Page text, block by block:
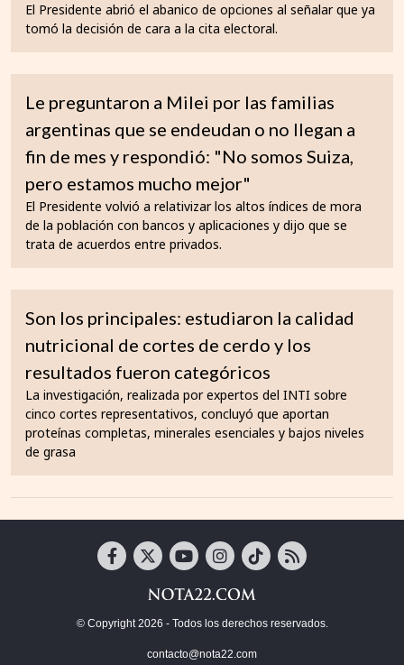
El Presidente abrió el abanico de opciones al señalar que ya
tomó la decisión de cara a la cita electoral.
Le preguntaron a Milei por las familias
argentinas que se endeudan o no llegan a
fin de mes y respondió: "No somos Suiza,
pero estamos mucho mejor"
El Presidente volvió a relativizar los altos índices de mora
de la población con bancos y aplicaciones y dijo que se
trata de acuerdos entre privados.
Son los principales: estudiaron la calidad
nutricional de cortes de cerdo y los
resultados fueron categóricos
La investigación, realizada por expertos del INTI sobre
cinco cortes representativos, concluyó que aportan
proteínas completas, minerales esenciales y bajos niveles
de grasa
© Copyright 2026 - Todos los derechos reservados.
contacto@nota22.com